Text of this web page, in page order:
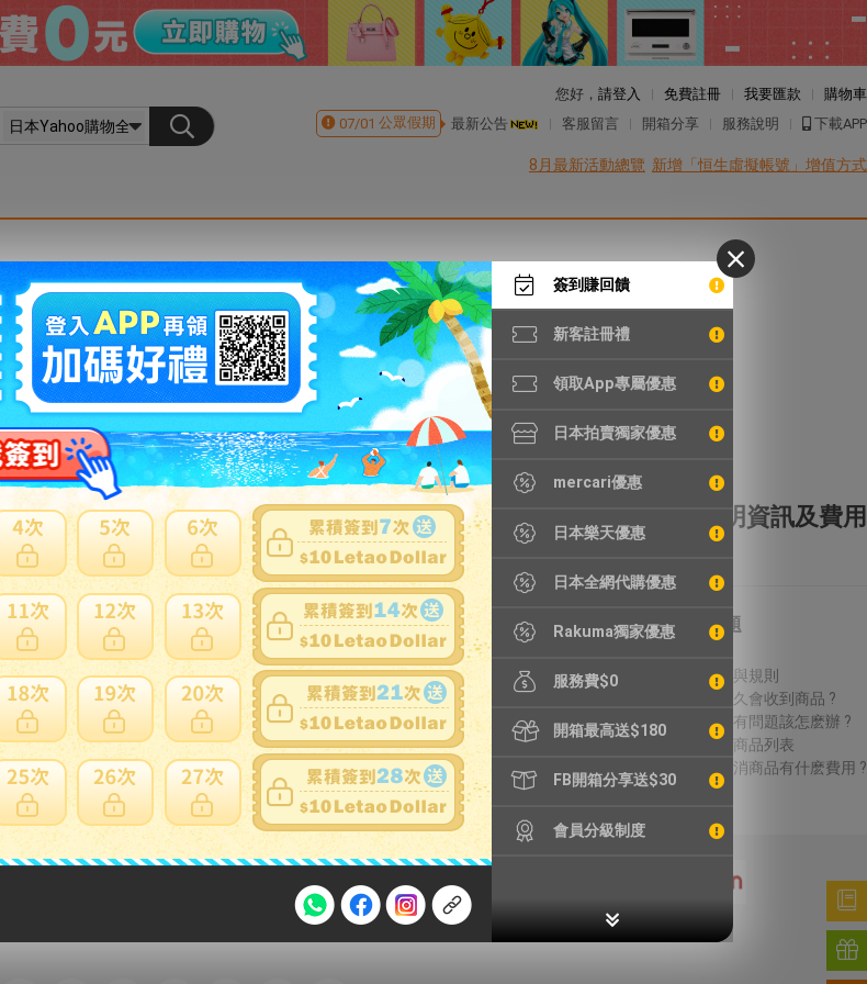
簽到賺回饋
新客註冊禮
領取App專屬優惠
日本拍賣獨家優惠
mercari優惠
日本樂天優惠
日本全網代購優惠
Rakuma獨家優惠
服務費$0
開箱最高送$180
FB開箱分享送$30
會員分級制度
您好， 請登入 免費註冊 我要匯款
購物車
07/01 公眾假期 最新公告 客服留言 開箱分享 服務說明 下載APP
8月最新活動總覽 新增「恒生虛擬帳號」增值方式
會員登入
理 運送損壞全額理賠 全透明資訊及費用
支付方式
FPS 轉數快 / Tap & Go 拍住賞 - FPS
銀行過數
Payme
自取點現金儲值
Alipay HK
信用卡
特別服務
鐵壺漏水檢測
精品鑑定
輪框拆除
加強包裝
常見問題
議價方式與規則
結標後多久會收到商品 ?
收到商品有問題該怎麽辦 ?
無法進口商品列表
得標後取消商品有什麽費用 ?